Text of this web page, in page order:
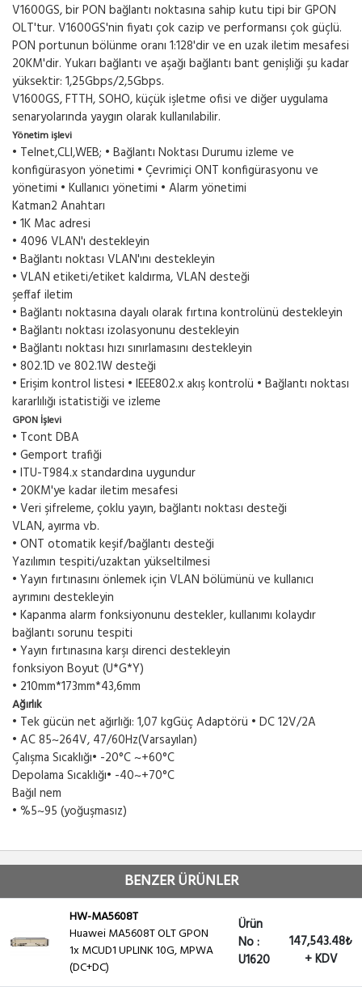
V1600GS, bir PON bağlantı noktasına sahip kutu tipi bir GPON
OLT'tur. V1600GS'nin fiyatı çok cazip ve performansı çok güçlü.
PON portunun bölünme oranı 1:128'dir ve en uzak iletim mesafesi
20KM'dir. Yukarı bağlantı ve aşağı bağlantı bant genişliği şu kadar
yüksektir: 1,25Gbps/2,5Gbps.
V1600GS, FTTH, SOHO, küçük işletme ofisi ve diğer uygulama
senaryolarında yaygın olarak kullanılabilir.
Yönetim işlevi
• Telnet,CLI,WEB; • Bağlantı Noktası Durumu izleme ve
konfigürasyon yönetimi • Çevrimiçi ONT konfigürasyonu ve
yönetimi • Kullanıcı yönetimi • Alarm yönetimi
Katman2 Anahtarı
• 1K Mac adresi
• 4096 VLAN'ı destekleyin
• Bağlantı noktası VLAN'ını destekleyin
• VLAN etiketi/etiket kaldırma, VLAN desteği
şeffaf iletim
• Bağlantı noktasına dayalı olarak fırtına kontrolünü destekleyin
• Bağlantı noktası izolasyonunu destekleyin
• Bağlantı noktası hızı sınırlamasını destekleyin
• 802.1D ve 802.1W desteği
• Erişim kontrol listesi • IEEE802.x akış kontrolü • Bağlantı noktası
kararlılığı istatistiği ve izleme
GPON İşlevi
• Tcont DBA
• Gemport trafiği
• ITU-T984.x standardına uygundur
• 20KM'ye kadar iletim mesafesi
• Veri şifreleme, çoklu yayın, bağlantı noktası desteği
VLAN, ayırma vb.
• ONT otomatik keşif/bağlantı desteği
Yazılımın tespiti/uzaktan yükseltilmesi
• Yayın fırtınasını önlemek için VLAN bölümünü ve kullanıcı
ayrımını destekleyin
• Kapanma alarm fonksiyonunu destekler, kullanımı kolaydır
bağlantı sorunu tespiti
• Yayın fırtınasına karşı direnci destekleyin
fonksiyon Boyut (U*G*Y)
• 210mm*173mm*43,6mm
Ağırlık
• Tek gücün net ağırlığı: 1,07 kgGüç Adaptörü • DC 12V/2A
• AC 85~264V, 47/60Hz(Varsayılan)
Çalışma Sıcaklığı• -20°C ~+60°C
Depolama Sıcaklığı• -40~+70°C
Bağıl nem
• %5~95 (yoğuşmasız)
BENZER ÜRÜNLER
HW-MA5608T
Huawei MA5608T OLT GPON
1x MCUD1 UPLINK 10G, MPWA
(DC+DC)
Ürün
No :
U1620
147,543.48₺
+ KDV